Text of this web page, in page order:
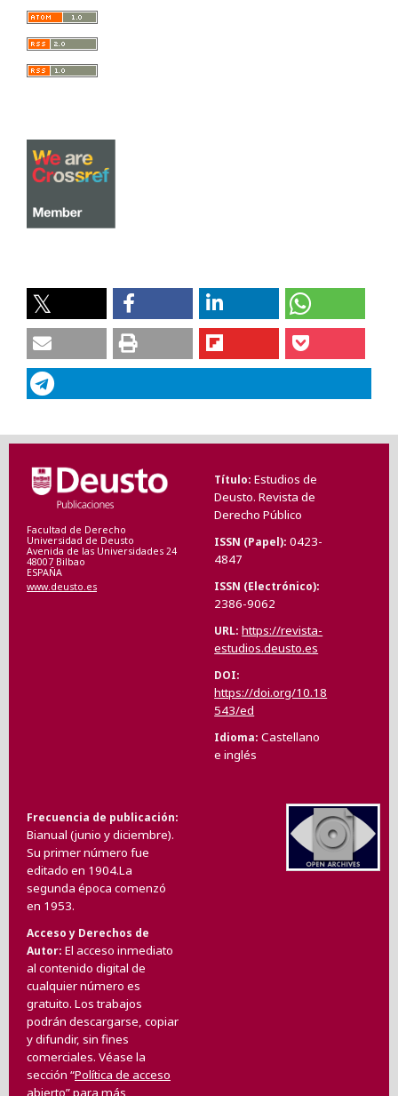
Facultad de Derecho
Universidad de Deusto
Avenida de las Universidades 24
48007 Bilbao
ESPAÑA
www.deusto.es
Título Estudios de
Deusto. Revista de
Derecho Público
ISSN (Papel) 0423-
4847
ISSN (Electrónico)
2386-9062
URL https://revista-
estudios.deusto.es
DOI
https://doi.org/10.18
543/ed
Idioma Castellano
e inglés
Frecuencia de publicación
Bianual (junio y diciembre).
Su primer número fue
editado en 1904.La
segunda época comenzó
en 1953.
Acceso y Derechos de
Autor El acceso inmediato
al contenido digital de
cualquier número es
gratuito. Los trabajos
podrán descargarse, copiar
y difundir, sin fines
comerciales. Véase la
sección “Política de acceso
abierto” para más